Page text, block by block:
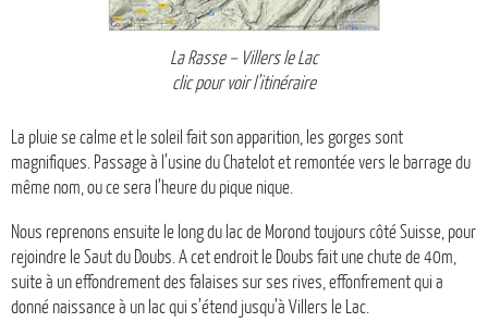
La Rasse – Villers le Lac
clic pour voir l’itinéraire
La pluie se calme et le soleil fait son apparition, les gorges sont
magnifiques. Passage à l’usine du Chatelot et remontée vers le barrage du
même nom, ou ce sera l’heure du pique nique.
Nous reprenons ensuite le long du lac de Morond toujours côté Suisse, pour
rejoindre le Saut du Doubs. A cet endroit le Doubs fait une chute de 40m,
suite à un effondrement des falaises sur ses rives, effonfrement qui a
donné naissance à un lac qui s’étend jusqu’à Villers le Lac.